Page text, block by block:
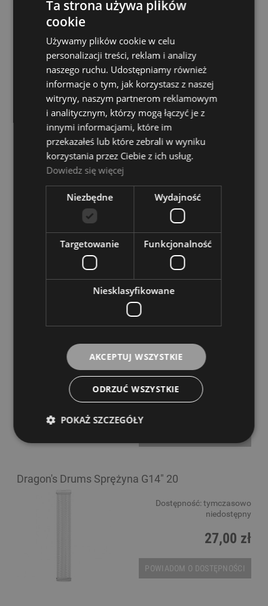
Dixon PDSW 420 A
Dostępność:
24,00 zł
Dixon PDSW 442 A
Dostępność:
tymczasowo
52,00 zł
Dragon's Drums Sprężyna B13" 20
Dostępność:
Dragon's Drums Sprężyna G14" 20
Dostępność: tymczasowo
niedostępny
27,00 zł
POWIADOM O DOSTĘPNOŚCI
Ta strona używa plików
cookie
Używamy plików cookie w celu
personalizacji treści, reklam i analizy
naszego ruchu. Udostępniamy również
informacje o tym, jak korzystasz z naszej
witryny, naszym partnerom reklamowym
i analitycznym, którzy mogą łączyć je z
innymi informacjami, które im
przekazałeś lub które zebrali w wyniku
korzystania przez Ciebie z ich usług.
Dowiedz się więcej
Niezbędne Wydajność
Targetowanie Funkcjonalność
Niesklasyfikowane
AKCEPTUJ WSZYSTKIE
ODRZUĆ WSZYSTKIE
POKAŻ SZCZEGÓŁY